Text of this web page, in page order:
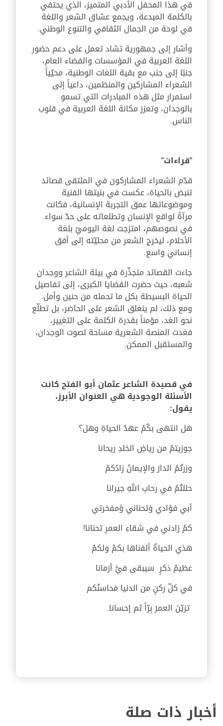
في هذا المحفل الأدبي المتميز، الذي يحتفي
بالكلمة المبدعة، ويجمع عشاق الشعر واللغة
في لوحة من الجمال الثقافي والتنوع الوطني.
وأشار إلى جمهورية تشاد تعمل على دعم حضور
اللغة العربية في المؤسسات والفضاء العام،
جنبًا إلى جنب مع بقية اللغات الوطنية، محيّياً
الشعراء المشاركين والمنظمين، داعياً إلى
استمرار مثل هذه المبادرات التي تسمو
بالوجدان، وتعزز مكانة اللغة العربية في قلوب
الناس.
"قراءات"
قدّم الشعراء المشاركون في الملتقى قصائد
تنبض بالحياة، عكست في بنيتها الفنية
وموضوعاتها عمق التجربة الإنسانية، فكانت
مرآةً لواقع الإنسان وتطلعاته على حدّ سواء.
في نصوصهم، امتزجت لغة اليوميّ بلغة
الأحلام، ليخرج الشعر من محليّته إلى أفق
إنساني واسع.
جاءت القصائد متجذّرة في بيئة الشاعر ووجدان
شعبه، حيث حضرت القضايا الكبرى، إلى تفاصيل
الحياة البسيطة بكل ما تحمله من حنين وأمل.
ومع ذلك، لم ينغلق الشعر على الحاضر، بل تطلّع
نحو الغد، مؤمناً بقدرة الكلمة على التغيير،
فغدت المنصة الشعرية مساحة لصوت الوجدان،
والمستقبل الممكن.
في قصيدة الشاعر عثمان أبو الفتح كانت
الأسئلة الوجودية هي العنوان الأبرز،
يقول:
هل انتهى بكُمُ عهدُ الحياةِ وهل؟
جوزيتمُ من رياضِ الخلدِ ريحانا
وزرتُمُ الدارَ والإيمانُ زادُكمُ
حللتُمُ في رحابِ اللهِ جيرانا
أبي فؤادي وَتحناني وًمفخرتي
كمْ زادني في شقاءِ العمرِ تحنانا!
هذي الحياةُ ألفناها بكمْ ولكمْ
عظيمُ ذكرٍ سَيبقى فيَّ أزمانا
في كلّ ركنٍ من الدنيا مَحاسنُكم
تزيّنَ العمرَ بِرّاً ثم إحسانا.
أخبار ذات صلة